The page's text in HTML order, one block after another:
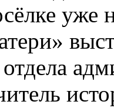
уже
отдела